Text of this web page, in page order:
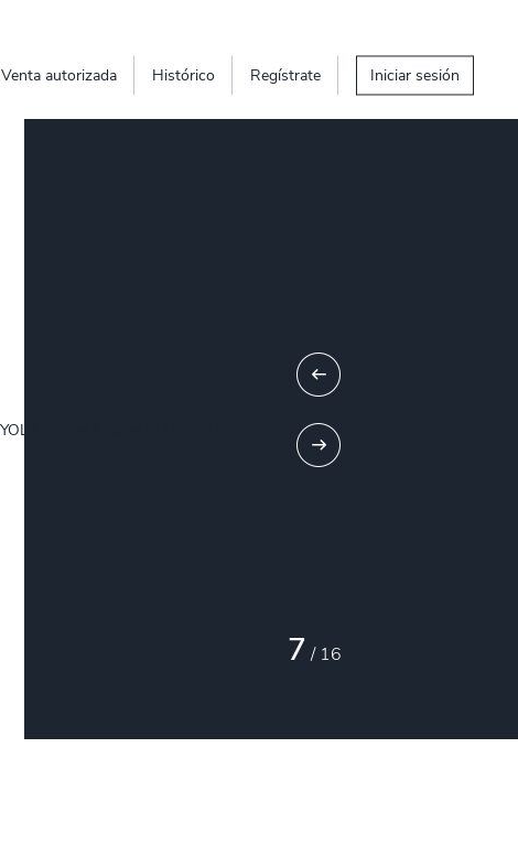
Venta autorizada Histórico Regístrate Iniciar sesión
7 / 16